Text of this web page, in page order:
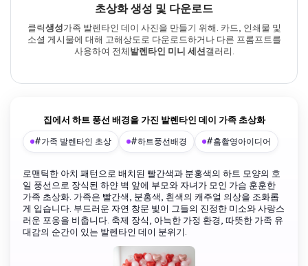
초상화 생성 및 다운로드
클릭생성가족 발렌타인 데이 사진을 만들기 위해. 카드, 인쇄물 및
소셜 게시물에 대해 고해상도로 다운로드하거나 다른 프롬프트를
사용하여 전체 발렌타인 미니 세션 갤러리.
집에서 하트 풍선 배경을 가진 발렌타인 데이 가족 초상화
#가족 발렌타인 초상 #하트풍선배경 #홈촬영아이디어
로맨틱한 아치 패턴으로 배치된 빨간색과 분홍색의 하트 모양의 호
일 풍선으로 장식된 하얀 벽 앞에 부모와 자녀가 모인 가슴 훈훈한
가족 초상화. 가족은 빨간색, 분홍색, 흰색의 캐주얼 의상을 조화롭
게 입습니다. 부드러운 자연 창문 빛이 그들의 진정한 미소와 사랑스
러운 포옹을 비춥니다. 축제 장식, 아늑한 가정 환경, 따뜻한 가족 유
대감의 순간이 있는 발렌타인 데이 분위기.